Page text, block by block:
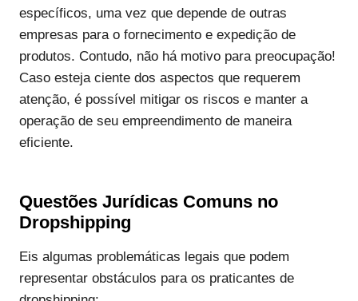
específicos, uma vez que depende de outras
empresas para o fornecimento e expedição de
produtos. Contudo, não há motivo para preocupação!
Caso esteja ciente dos aspectos que requerem
atenção, é possível mitigar os riscos e manter a
operação de seu empreendimento de maneira
eficiente.
Questões Jurídicas Comuns no
Dropshipping
Eis algumas problemáticas legais que podem
representar obstáculos para os praticantes de